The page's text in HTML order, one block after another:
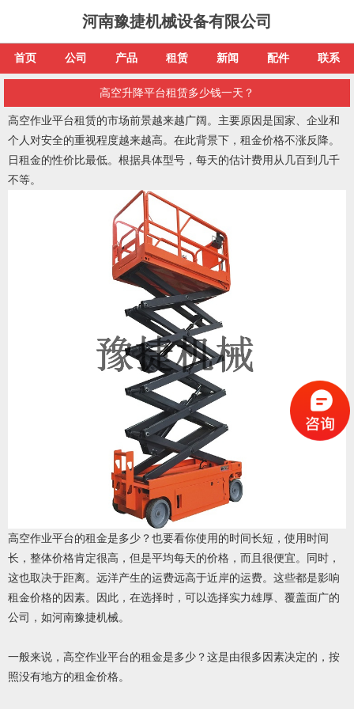
河南豫捷机械设备有限公司
首页 公司 产品 租赁 新闻 配件 联系
高空升降平台租赁多少钱一天？
高空作业平台租赁的市场前景越来越广阔。主要原因是国家、企业和
个人对安全的重视程度越来越高。在此背景下，租金价格不涨反降。
日租金的性价比最低。根据具体型号，每天的估计费用从几百到几千
不等。
高空作业平台的租金是多少？也要看你使用的时间长短，使用时间
长，整体价格肯定很高，但是平均每天的价格，而且很便宜。同时，
这也取决于距离。远洋产生的运费远高于近岸的运费。这些都是影响
租金价格的因素。因此，在选择时，可以选择实力雄厚、覆盖面广的
公司，如河南豫捷机械。
一般来说，高空作业平台的租金是多少？这是由很多因素决定的，按
照没有地方的租金价格。